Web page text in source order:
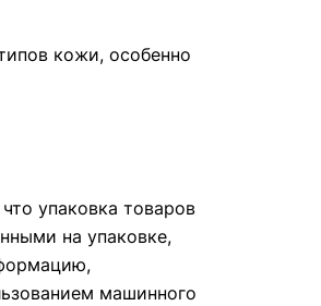
кожи, особенно
упаковка товаров
на упаковке,
машинного